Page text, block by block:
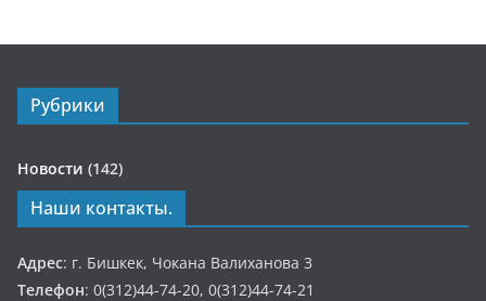
Рубрики
Новости (142)
Наши контакты.
Адрес: г. Бишкек, Чокана Валиханова 3
Телефон: 0(312)44-74-20, 0(312)44-74-21